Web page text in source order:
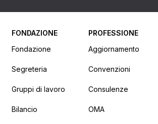
FONDAZIONE
Fondazione
Segreteria
Gruppi di lavoro
Bilancio
PROFESSIONE
Aggiornamento
Convenzioni
Consulenze
OMA